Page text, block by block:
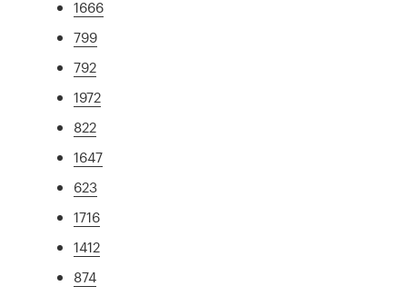
1666
799
792
1972
822
1647
623
1716
1412
874